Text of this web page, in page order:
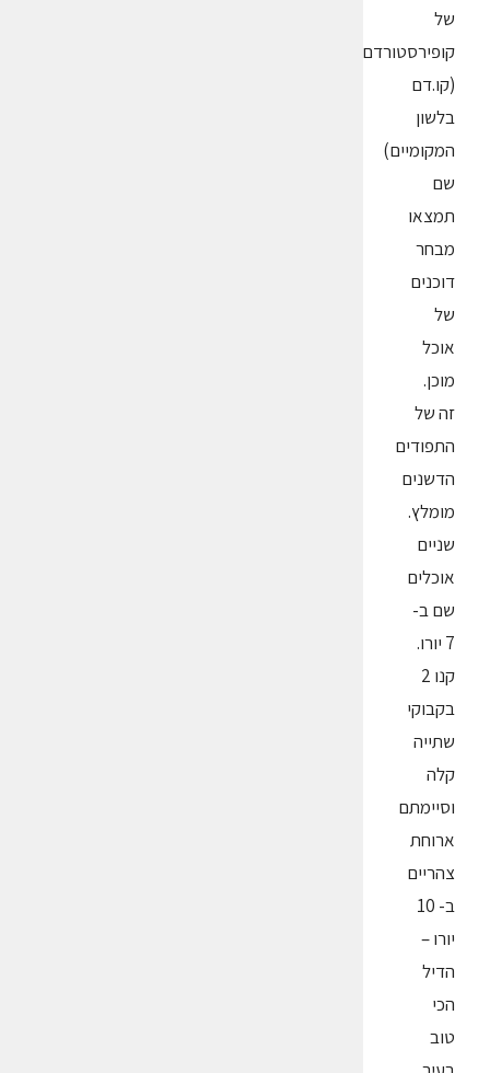
של
קופירסטורדם
(קו.דם
בלשון
המקומיים)
שם
תמצאו
מבחר
דוכנים
של
אוכל
מוכן.
זה של
התפודים
הדשנים
מומלץ.
שניים
אוכלים
שם ב-
7 יורו.
קנו 2
בקבוקי
שתייה
קלה
וסיימתם
ארוחת
צהריים
ב- 10
יורו –
הדיל
הכי
טוב